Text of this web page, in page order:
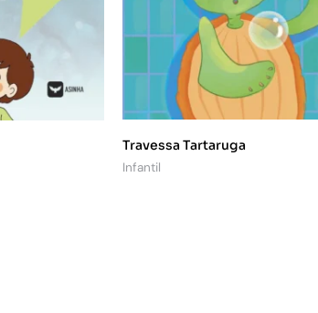
Travessa Tartaruga
Infantil